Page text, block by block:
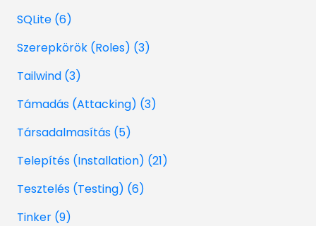
SQLite (6)
Szerepkörök (Roles) (3)
Tailwind (3)
Támadás (Attacking) (3)
Társadalmasítás (5)
Telepítés (Installation) (21)
Tesztelés (Testing) (6)
Tinker (9)